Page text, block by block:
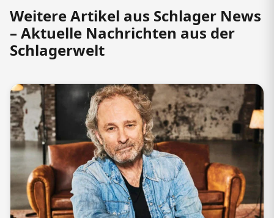
Weitere Artikel aus Schlager News
– Aktuelle Nachrichten aus der
Schlagerwelt